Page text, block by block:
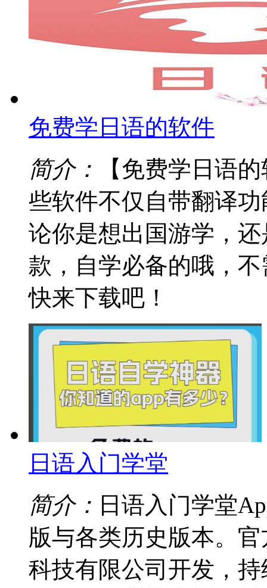
免费学日语的软件
简介：
【免费学日语
些软件不仅自带翻译
论你是想出国游学，
款，自学必备的哦，
快来下载吧！
日语入门学堂
简介： 日语入门学堂
版与各类历史版本。
科技有限公司开发，